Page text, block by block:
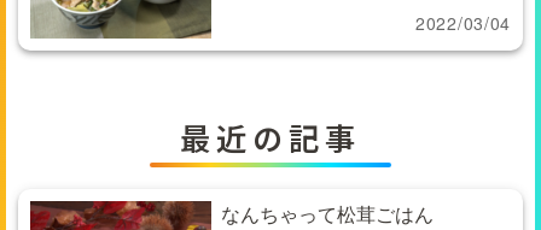
2022/03/04
最近の記事
なんちゃって松茸ごはん